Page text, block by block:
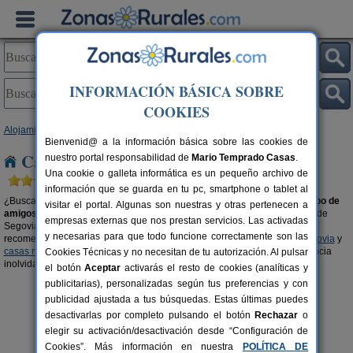
Alojamientos
Casas rurales para grupos en Segovia
¿Buscas una casa rural enSegoviapara disfrutar enfamiliao con tu grupo de
amigos o amigas
? Organiza tu viaje con tu gente en el alojamiento rural de
Segovia que más se ajuste a las características de tu grupo. También, te
recomendamos visitar las secciones decasas rurales con piscina en Segoviay
casas rurales en el campo en Segoviapara que podáis vivir una experiencia
inolvidable en buena compañía.
INFORMACIÓN BÁSICA SOBRE
COOKIES
Bienvenid@ a la información básica sobre las cookies de
nuestro portal responsabilidad de Mario Temprado Casas.
Una cookie o galleta informática es un pequeño archivo de
información que se guarda en tu pc, smartphone o tablet al
visitar el portal. Algunas son nuestras y otras pertenecen a
empresas externas que nos prestan servicios. Las activadas
y necesarias para que todo funcione correctamente son las
Cookies Técnicas y no necesitan de tu autorización. Al pulsar
el botónAceptar activarás el resto de cookies (analíticas y
publicitarias), personalizadas según tus preferencias y con
publicidad ajustada a tus búsquedas. Estas últimas puedes
desactivarlas por completo pulsando el botón Rechazar o
elegir su activación/desactivación desde “Configuración de
Cookies”. Más información en nuestra
POLÍTICA DE